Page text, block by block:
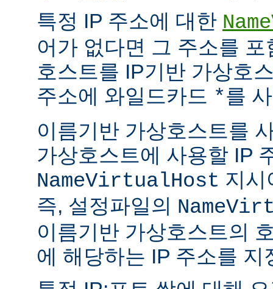
특정 IP 주소에 대한
어가 없다면 그 주소를
호스트를 IP기반 가상호
주소에 와일드카드 *를
이름기반 가상호스트를
가상호스트에 사용할 IP
NameVirtualHost 지
즉, 설정파일의
이름기반 가상호스트의
에 해당하는 IP 주소를 지